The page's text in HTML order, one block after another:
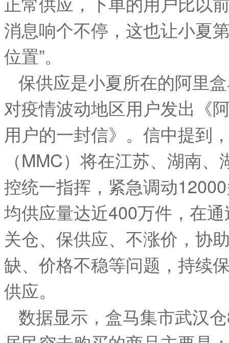
消息响个不停，这也让小夏
位置”。
保供应是小夏所在的阿里
对疫情波动地区用户发出《
用户的一封信》。信中提到
（MMC）将在江苏、湖南
控统一指挥，紧急调动
均供应量达近400万件，在
关仓、保供应、不涨价，协
缺、价格不稳等问题，持续
供应。
数据显示，盒马集市武汉